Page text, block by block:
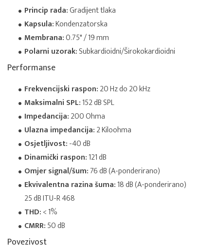
Princip rada:Gradijent tlaka
Kapsula:Kondenzatorska
Membrana:0.75" / 19 mm
Polarni uzorak:Subkardioidni/Širokokardioidni
Performanse
Frekvencijski raspon:20 Hz do 20 kHz
Maksimalni SPL:152 dB SPL
Impedancija:200 Ohma
Ulazna impedancija:2 Kiloohma
Osjetljivost:-40 dB
Dinamički raspon:121 dB
Omjer signal/šum:76 dB (A-ponderirano)
Ekvivalentna razina šuma:18 dB (A-ponderirano)
25 dB ITU-R 468
THD:< 1%
CMRR:50 dB
Povezivost